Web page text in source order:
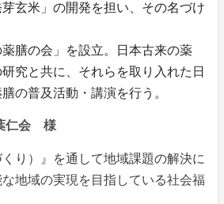
玄米」の開発を担い、その名づけ
膳の会」を設立。日本古来の薬
究と共に、それらを取り入れた日
の普及活動・講演を行う。
仁会 様
くり）』を通して地域課題の解決に
地域の実現を目指している社会福